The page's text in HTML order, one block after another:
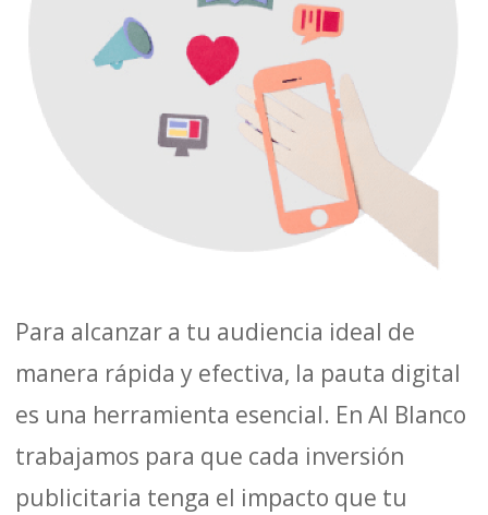
Para alcanzar a tu audiencia ideal de
manera rápida y efectiva, la pauta digital
es una herramienta esencial. En Al Blanco
trabajamos para que cada inversión
publicitaria tenga el impacto que tu